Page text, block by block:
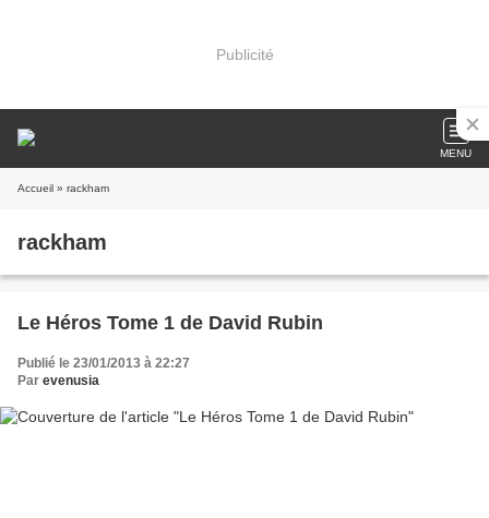
Publicité
MENU
Accueil » rackham
rackham
Le Héros Tome 1 de David Rubin
Publié le 23/01/2013 à 22:27
Par evenusia